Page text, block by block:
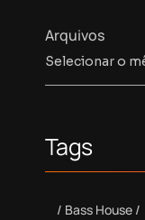
Arquivos
Tags
Bass House